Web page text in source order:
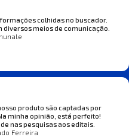
colhidas no buscador.
meios de comunicação.
produto são captadas por
minha opinião, está perfeito!
nas pesquisas aos editais.
Ferreira